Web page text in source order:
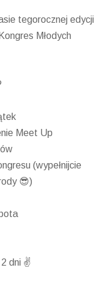
tegorocznej edycji
Młodych
Meet Up
(wypełnijcie
😎)
2 dni ✌️